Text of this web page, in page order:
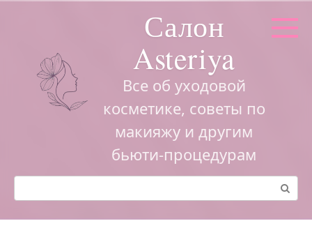
Салон
Asteriya
Все об уходовой
косметике, советы по
макияжу и другим
бьюти-процедурам
Поиск: